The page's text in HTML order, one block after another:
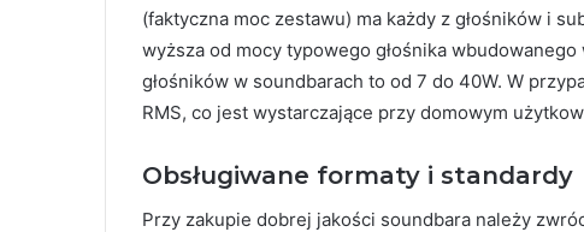
(faktyczna moc zestawu) ma każdy z głośników i
wyższa od mocy typowego głośnika
głośników w soundbarach to od 7 do 40W. W
RMS, co jest wystarczające przy domowym
Obsługiwane formaty i standardy
Przy zakupie dobrej jakości soundbara należy